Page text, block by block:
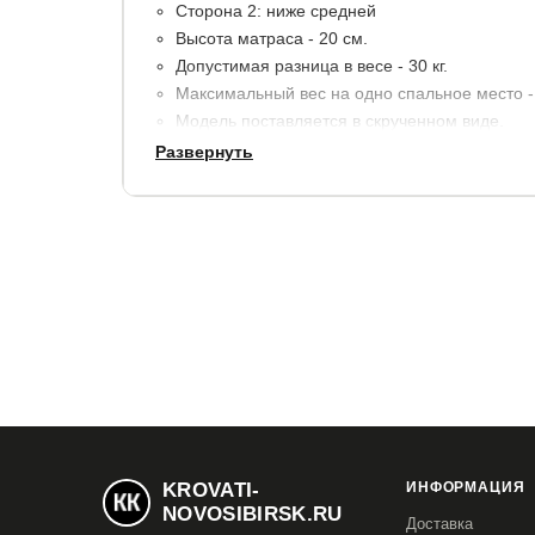
Сторона 2: ниже средней
Высота матраса - 20 см.
Допустимая разница в весе - 30 кг.
Максимальный вес на одно спальное место -
Модель поставляется в скрученном виде.
Материалы:
Развернуть
KROVATI-
NOVOSIBIRSK.RU
ИНФОРМАЦИЯ
Доставка